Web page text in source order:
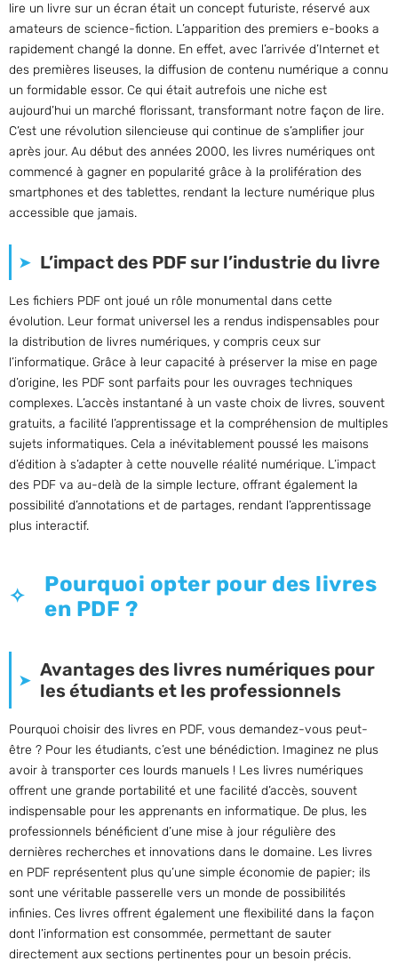
lire un livre sur un écran était un concept futuriste, réservé aux
amateurs de science-fiction. L’apparition des premiers e-books a
rapidement changé la donne. En effet, avec l’arrivée d’Internet et
des premières liseuses, la diffusion de contenu numérique a connu
un formidable essor. Ce qui était autrefois une niche est
aujourd’hui un marché florissant, transformant notre façon de lire.
C’est une révolution silencieuse qui continue de s’amplifier jour
après jour. Au début des années 2000, les livres numériques ont
commencé à gagner en popularité grâce à la prolifération des
smartphones et des tablettes, rendant la lecture numérique plus
accessible que jamais.
L’impact des PDF sur l’industrie du livre
Les fichiers PDF ont joué un rôle monumental dans cette
évolution. Leur format universel les a rendus indispensables pour
la distribution de livres numériques, y compris ceux sur
l’informatique. Grâce à leur capacité à préserver la mise en page
d’origine, les PDF sont parfaits pour les ouvrages techniques
complexes. L’accès instantané à un vaste choix de livres, souvent
gratuits, a facilité l’apprentissage et la compréhension de multiples
sujets informatiques. Cela a inévitablement poussé les maisons
d’édition à s’adapter à cette nouvelle réalité numérique. L’impact
des PDF va au-delà de la simple lecture, offrant également la
possibilité d’annotations et de partages, rendant l’apprentissage
plus interactif.
Pourquoi opter pour des livres
en PDF ?
Avantages des livres numériques pour
les étudiants et les professionnels
Pourquoi choisir des livres en PDF, vous demandez-vous peut-
être ? Pour les étudiants, c’est une bénédiction. Imaginez ne plus
avoir à transporter ces lourds manuels ! Les livres numériques
offrent une grande portabilité et une facilité d’accès, souvent
indispensable pour les apprenants en informatique. De plus, les
professionnels bénéficient d’une mise à jour régulière des
dernières recherches et innovations dans le domaine. Les livres
en PDF représentent plus qu’une simple économie de papier; ils
sont une véritable passerelle vers un monde de possibilités
infinies. Ces livres offrent également une flexibilité dans la façon
dont l’information est consommée, permettant de sauter
directement aux sections pertinentes pour un besoin précis.